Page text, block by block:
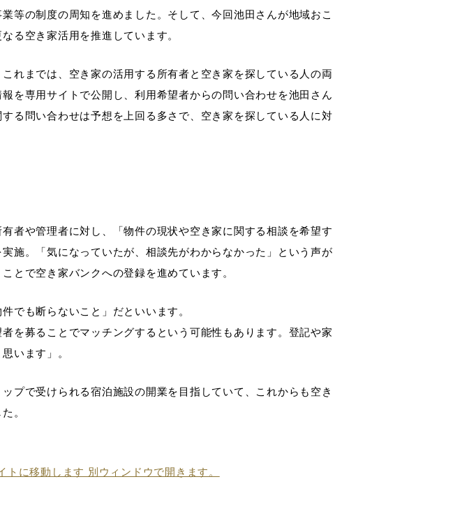
等の制度の周知を進めました。そして、今回池田さんが地域おこ
る空き家活用を推進しています。
れまでは、空き家の活用する所有者と空き家を探している人の両
を専用サイトで公開し、利用希望者からの問い合わせを池田さん
る問い合わせは予想を上回る多さで、空き家を探している人に対
者や管理者に対し、「物件の現状や空き家に関する相談を希望す
施。「気になっていたが、相談先がわからなかった」という声が
とで空き家バンクへの登録を進めています。
でも断らないこと」だといいます。
を募ることでマッチングするという可能性もあります。登記や家
います」。
プで受けられる宿泊施設の開業を目指していて、これからも空き
。